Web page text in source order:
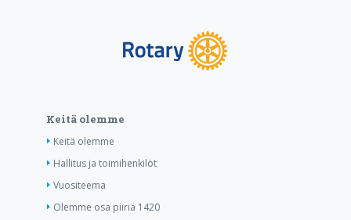
Keitä olemme
Keitä olemme
Hallitus ja toimihenkilöt
Vuositeema
Olemme osa piiriä 1420